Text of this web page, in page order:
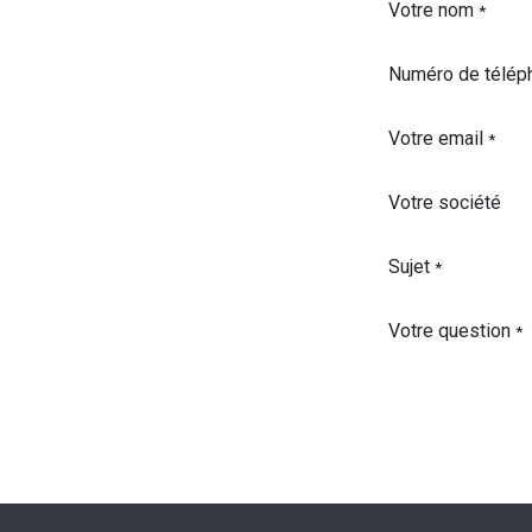
Votre nom *
Numéro de
Votre email *
Votre société
Sujet *
Votre question *